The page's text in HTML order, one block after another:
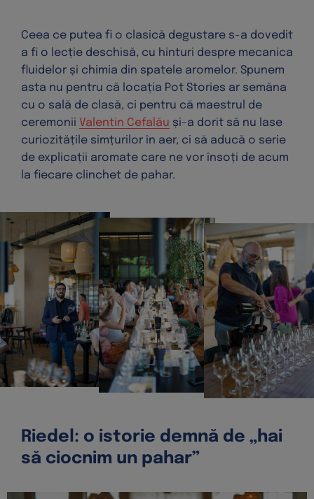
Ceea ce putea fi o clasică degustare s-a dovedit
a fi o lecție deschisă, cu hinturi despre mecanica
fluidelor și chimia din spatele aromelor. Spunem
asta nu pentru că locația Pot Stories ar semăna
cu o sală de clasă, ci pentru că maestrul de
ceremonii Valentin Cefalău și-a dorit să nu lase
curiozitățile simțurilor în aer, ci să aducă o serie
de explicații aromate care ne vor însoți de acum
la fiecare clinchet de pahar.
Riedel: o istorie demnă de „hai
să ciocnim un pahar”